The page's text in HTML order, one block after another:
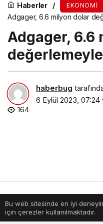
Haberler EKONOMI
Adgager, 6.6 milyon dolar
Adgager, 6.6
değerlemeyle
haberbug
6 Eylül 2023, 07:24
164
Bu web sitesinde en iyi
için çerezler kullanılmaktadır.
Anasayfa Akış